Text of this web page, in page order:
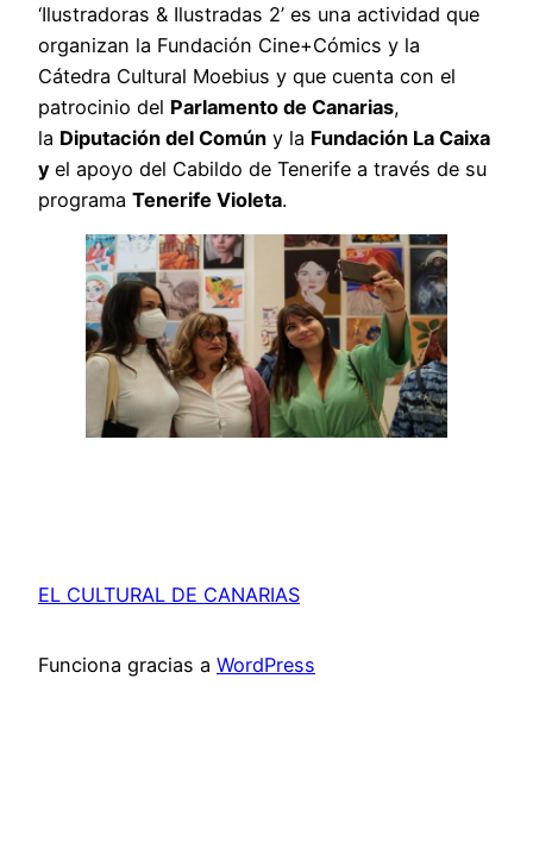
‘Ilustradoras & Ilustradas 2’ es una actividad que
organizan la Fundación Cine+Cómics y la
Cátedra Cultural Moebius y que cuenta con el
patrocinio del Parlamento de Canarias,
la Diputación del Común y la Fundación La Caixa
y el apoyo del Cabildo de Tenerife a través de su
programa Tenerife Violeta.
EL CULTURAL DE CANARIAS
Funciona gracias a WordPress